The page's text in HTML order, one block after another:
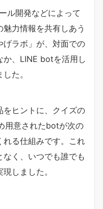
ル開発などによって
力情報を共有しあう
げラボ」が、対面での
か、LINE botを活用し
た。
をヒントに、クイズの
用意されたbotが次の
れる仕組みです。これ
く、いつでも誰でも
しました。